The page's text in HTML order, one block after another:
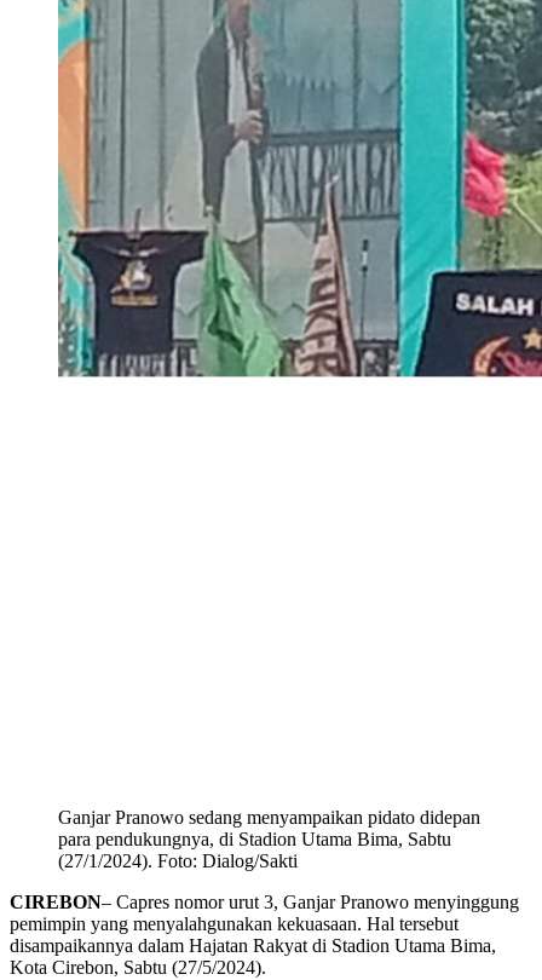
Ganjar Pranowo sedang menyampaikan pidato didepan
para pendukungnya, di Stadion Utama Bima, Sabtu
(27/1/2024). Foto: Dialog/Sakti
CIREBON– Capres nomor urut 3, Ganjar Pranowo menyinggung
pemimpin yang menyalahgunakan kekuasaan. Hal tersebut
disampaikannya dalam Hajatan Rakyat di Stadion Utama Bima,
Kota Cirebon, Sabtu (27/5/2024).